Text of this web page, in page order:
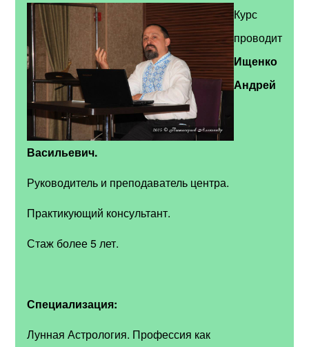
Курс
проводит
Ищенко
Андрей
Васильевич.
Руководитель и преподаватель центра.
Практикующий консультант.
Стаж более 5 лет.
Специализация:
Лунная Астрология. Профессия как